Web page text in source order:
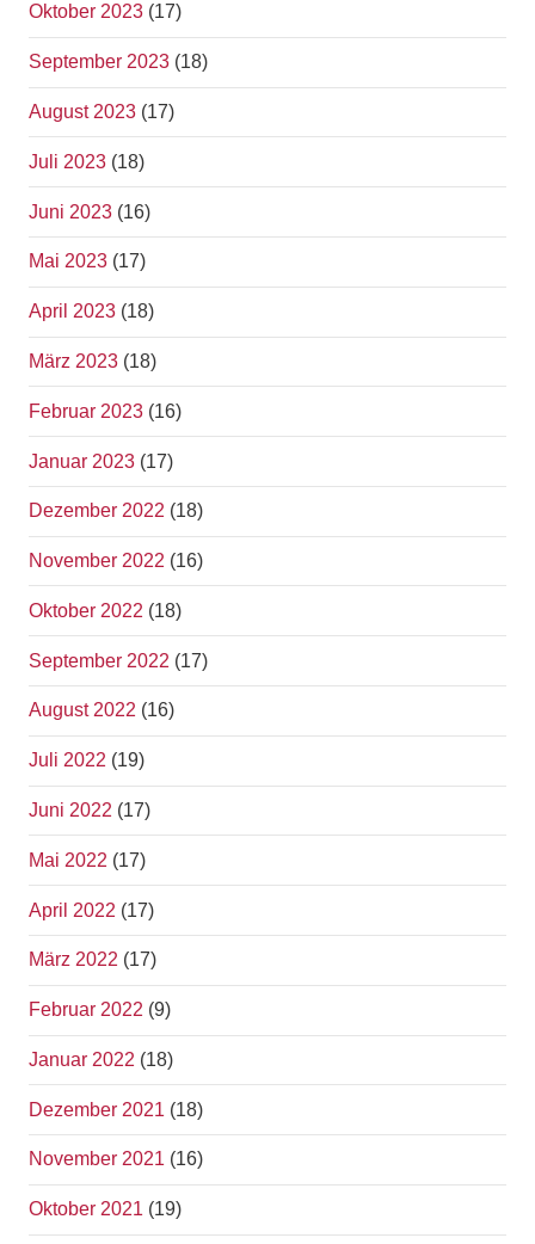
Oktober 2023 (17)
September 2023 (18)
August 2023 (17)
Juli 2023 (18)
Juni 2023 (16)
Mai 2023 (17)
April 2023 (18)
März 2023 (18)
Februar 2023 (16)
Januar 2023 (17)
Dezember 2022 (18)
November 2022 (16)
Oktober 2022 (18)
September 2022 (17)
August 2022 (16)
Juli 2022 (19)
Juni 2022 (17)
Mai 2022 (17)
April 2022 (17)
März 2022 (17)
Februar 2022 (9)
Januar 2022 (18)
Dezember 2021 (18)
November 2021 (16)
Oktober 2021 (19)